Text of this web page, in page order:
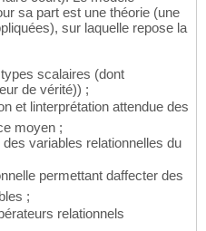
sa part est une théorie (une
sur laquelle repose la
scalaires (dont
de vérité)) ;
et linterprétation attendue des
moyen ;
variables relationnelles du
permettant daffecter des
;
relationnels